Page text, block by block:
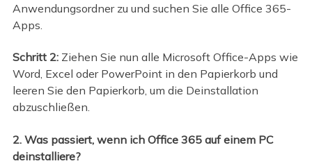
Anwendungsordner zu und suchen Sie alle Office 365-
Apps.
Schritt 2:Ziehen Sie nun alle Microsoft Office-Apps wie
Word, Excel oder PowerPoint in den Papierkorb und
leeren Sie den Papierkorb, um die Deinstallation
abzuschließen.
2. Was passiert, wenn ich Office 365 auf einem PC
deinstalliere?